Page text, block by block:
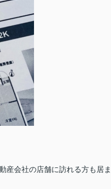
産会社の店舗に訪れる方も居ま